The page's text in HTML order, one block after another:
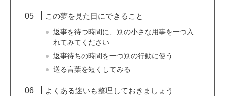
この夢を見た日にできること
返事を待つ時間に、別の小さな用事を一つ入
れてみてください
返事待ちの時間を一つ別の行動に使う
送る言葉を短くしてみる
よくある迷いも整理しておきましょう